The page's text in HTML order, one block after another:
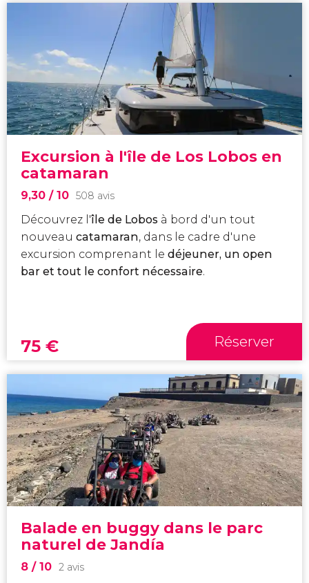
Excursion à l'île de Los Lobos en
catamaran
9,30 / 10 508 avis
Découvrez l'île de Lobos à bord d'un tout
nouveau catamaran, dans le cadre d'une
excursion comprenant le déjeuner, un open
bar et tout le confort nécessaire.
75 € Réserver
Balade en buggy dans le parc
naturel de Jandía
8 / 10 2 avis